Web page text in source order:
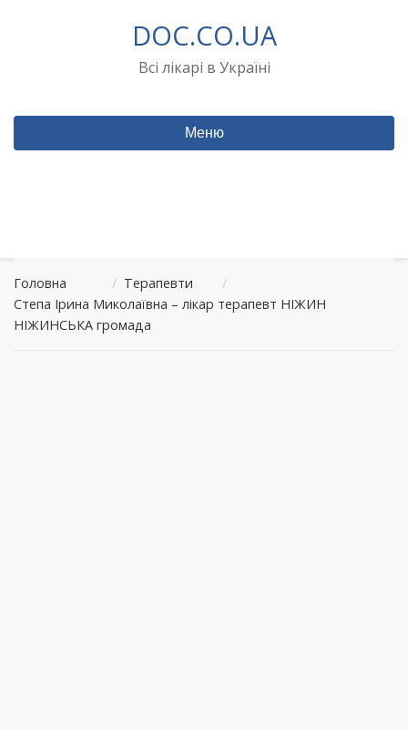
DOC.CO.UA
Всі лікарі в Україні
Меню
Головна / Терапевти
/
Степа Ірина Миколаївна – лікар терапевт НІЖИН
НІЖИНСЬКА громада